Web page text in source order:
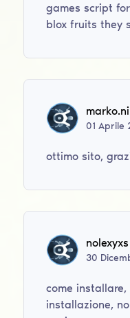
games script
blox fruits they
01Aprile
ottimo sito,
nolexyxs
30
come
installazione,